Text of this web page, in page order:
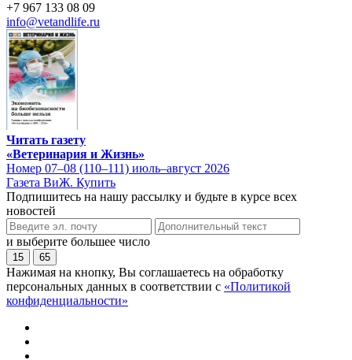
+7 967 133 08 09
info@vetandlife.ru
Читать газету
«Ветеринария и Жизнь»
Номер 07–08 (110–111) июль–август 2026
Газета ВиЖ. Купить
Подпишитесь на нашу рассылку и будьте в курсе всех
новостей
и выберите большее число
15 65
Нажимая на кнопку, Вы соглашаетесь на обработку
персональных данных в соответствии с «Политикой
конфиденциальности»